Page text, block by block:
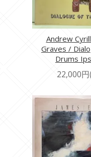
Andrew
Graves /
Drums
22,000